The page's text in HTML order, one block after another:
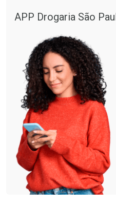
APP Drogaria São